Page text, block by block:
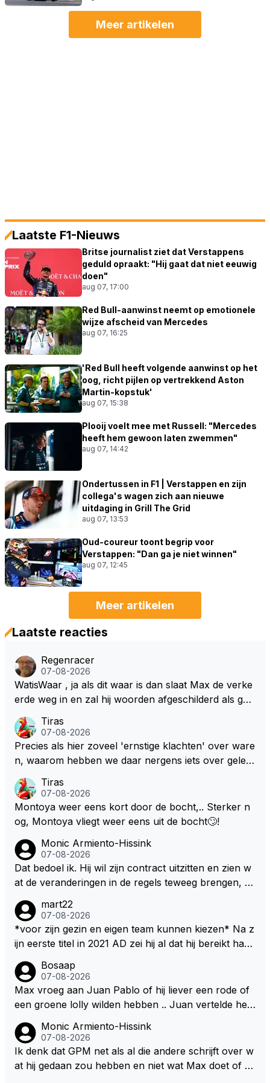
Meer artikelen
Laatste F1-Nieuws
Britse journalist ziet dat Verstappens
geduld opraakt: "Hij gaat dat niet eeuwig
doen"
aug 07, 17:00
Red Bull-aanwinst neemt op emotionele
wijze afscheid van Mercedes
aug 07, 16:25
'Red Bull heeft volgende aanwinst op het
oog, richt pijlen op vertrekkend Aston
Martin-kopstuk'
aug 07, 15:38
Plooij voelt mee met Russell: "Mercedes
heeft hem gewoon laten zwemmen"
aug 07, 14:42
Ondertussen in F1 | Verstappen en zijn
collega's wagen zich aan nieuwe
uitdaging in Grill The Grid
aug 07, 13:53
Oud-coureur toont begrip voor
Verstappen: "Dan ga je niet winnen"
aug 07, 12:45
Meer artikelen
Laatste reacties
Regenracer
07-08-2026
WatisWaar , ja als dit waar is dan slaat Max de verke
erde weg in en zal hij woorden afgeschilderd als gel
voor een keuze worden gesteld .
Tiras
07-08-2026
Precies als hier zoveel 'ernstige klachten' over ware
n, waarom hebben we daar nergens iets over gelez
Tiras
07-08-2026
Montoya weer eens kort door de bocht,.. Sterker n
og, Montoya vliegt weer eens uit de bocht🙄!
Monic Armiento-Hissink
07-08-2026
Dat bedoel ik. Hij wil zijn contract uitzitten en zien w
at de veranderingen in de regels teweeg brengen, al
ijn eigen team te kiezen en zijn gezin. hij kan dan zelf
bepalen aan welke races hij mee wil doen en is ook
vaker thuis. Hij zit dan ook niet meer vast aan een c
ntract zou tekenen.
mart22
07-08-2026
*voor zijn gezin en eigen team kunnen kiezen* Na z
ijn eerste titel in 2021 AD zei hij al dat hij bereikt had
aarna nog komt bonus was. Ik denk dat hij dat meen
de en dat hij er nog steeds zo in staat. Nu telt voorn
amelijk het plezier hebben in wat hij doet nog als drij
Nu, met deze auto's??? Met deze regels???
Bosaap
07-08-2026
Max vroeg aan Juan Pablo of hij liever een rode of
een groene lolly wilden hebben .. Juan vertelde hem
het gretig likken aan zijn rode lolly hoorde Juan toc
h echt van Max dat RB hem een contract had aange
boden met een aanzienlijke loonsverhoging maar da
Monic Armiento-Hissink
07-08-2026
Ik denk dat GPM net als al die andere schrijft over w
at hij gedaan zou hebben en niet wat Max doet of wi